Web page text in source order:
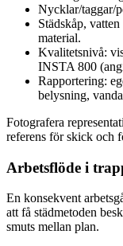
Nycklar/taggar/
Städskåp,
material.
Kvalitetsnivå:
INSTA 800
Rapportering:
belysning,
Fotografera
referens för skick och
Arbetsflöde i
En konsekvent
att få städmetoden
smuts mellan plan.